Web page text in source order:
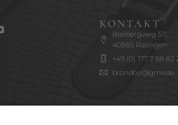
KONTAKT
Bleibergweg 57,
40885 Ratingen
+49 (0) 177 7 68 83
brondoo@gmx.de